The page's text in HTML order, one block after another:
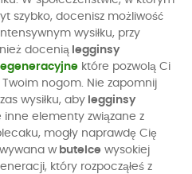
szybko, docenisz możliwość
wysiłku, przy
docenią legginsy
które pozwolą Ci
nogom. Nie zapomnij
wysiłku, aby legginsy
inne elementy związane z
mogły naprawdę Cię
w butelce wysokiej
który rozpocząłeś z